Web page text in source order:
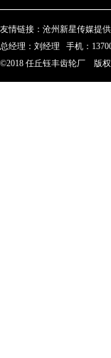
友情链接： 沧州新星传媒提
总经理：刘经理 手机：
©2018 任丘钰丰齿轮厂 版